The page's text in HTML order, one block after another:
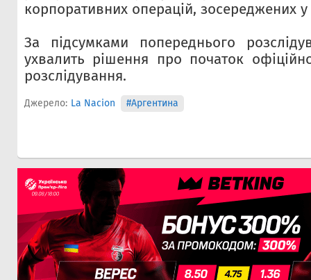
корпоративних операцій, зосереджених
За підсумками попереднього
ухвалить рішення про початок
розслідування.
Джерело: La Nacion #Аргентина